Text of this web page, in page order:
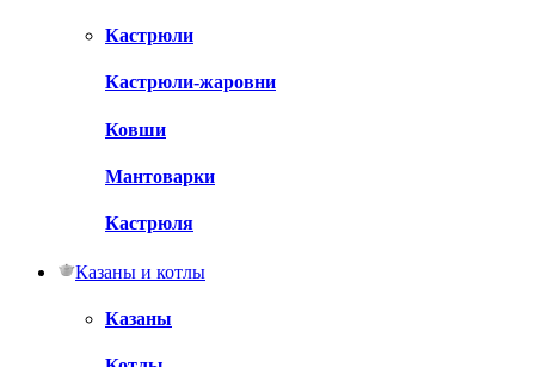
Кастрюли
Кастрюли-жаровни
Ковши
Мантоварки
Кастрюля
Казаны и котлы
Казаны